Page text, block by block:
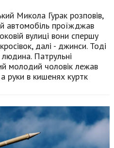
Микола Гурак розповів,
автомобіль проїжджав
вулиці вони спершу
далі - джинси. Тоді
Патрульні
молодий чоловік лежав
руки в кишенях куртк